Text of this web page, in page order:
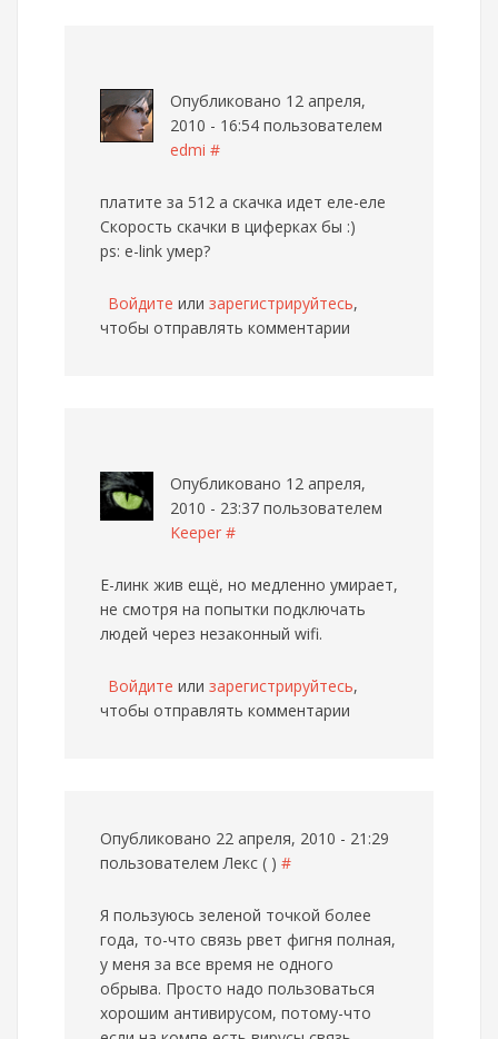
Опубликовано 12 апреля,
2010 - 16:54 пользователем
edmi #
платите за 512 а скачка идет еле-еле
Скорость скачки в циферках бы :)
ps: e-link умер?
Войдите или зарегистрируйтесь,
чтобы отправлять комментарии
Опубликовано 12 апреля,
2010 - 23:37 пользователем
Keeper #
Е-линк жив ещё, но медленно умирает,
не смотря на попытки подключать
людей через незаконный wifi.
Войдите или зарегистрируйтесь,
чтобы отправлять комментарии
Опубликовано 22 апреля, 2010 - 21:29
пользователемЛекс ( ) #
Я пользуюсь зеленой точкой более
года, то-что связь рвет фигня полная,
у меня за все время не одного
обрыва. Просто надо пользоваться
хорошим антивирусом, потому-что